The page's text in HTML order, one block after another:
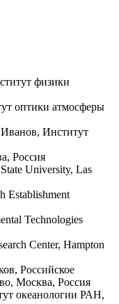
физики
оптики атмосферы
Институт
Россия
University, Las
Establishment
Technologies
Center, Hampton
Российское
Москва, Россия
океанологии РАН,